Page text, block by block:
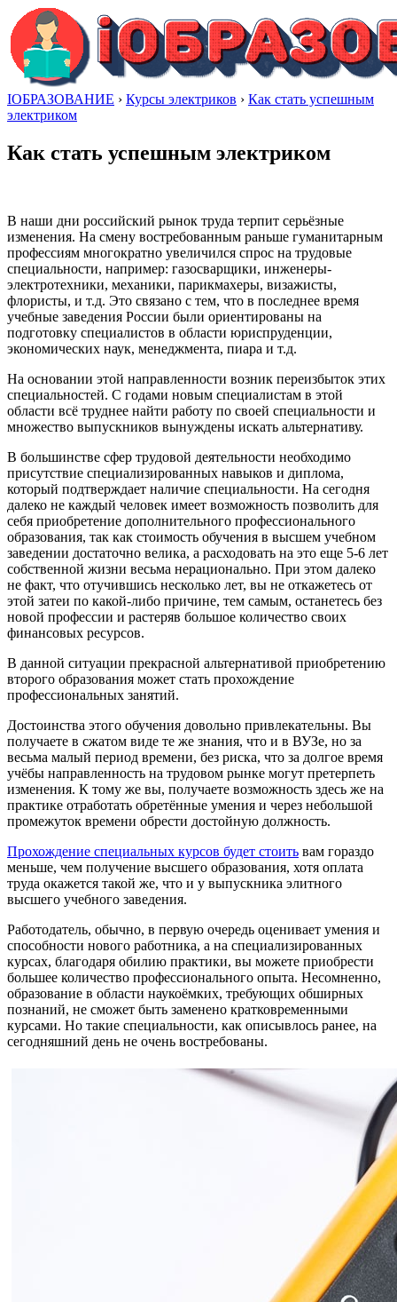
IОБРАЗОВАНИЕ › Курсы электриков › Как стать успешным
электриком
Как стать успешным электриком
В наши дни российский рынок труда терпит серьёзные
изменения. На смену востребованным раньше гуманитарным
профессиям многократно увеличился спрос на трудовые
специальности, например: газосварщики, инженеры-
электротехники, механики, парикмахеры, визажисты,
флористы, и т.д. Это связано с тем, что в последнее время
учебные заведения России были ориентированы на
подготовку специалистов в области юриспруденции,
экономических наук, менеджмента, пиара и т.д.
На основании этой направленности возник переизбыток этих
специальностей. С годами новым специалистам в этой
области всё труднее найти работу по своей специальности и
множество выпускников вынуждены искать альтернативу.
В большинстве сфер трудовой деятельности необходимо
присутствие специализированных навыков и диплома,
который подтверждает наличие специальности. На сегодня
далеко не каждый человек имеет возможность позволить для
себя приобретение дополнительного профессионального
образования, так как стоимость обучения в высшем учебном
заведении достаточно велика, а расходовать на это еще 5-6 лет
собственной жизни весьма нерационально. При этом далеко
не факт, что отучившись несколько лет, вы не откажетесь от
этой затеи по какой-либо причине, тем самым, останетесь без
новой профессии и растеряв большое количество своих
финансовых ресурсов.
В данной ситуации прекрасной альтернативой приобретению
второго образования может стать прохождение
профессиональных занятий.
Достоинства этого обучения довольно привлекательны. Вы
получаете в сжатом виде те же знания, что и в ВУЗе, но за
весьма малый период времени, без риска, что за долгое время
учёбы направленность на трудовом рынке могут претерпеть
изменения. К тому же вы, получаете возможность здесь же на
практике отработать обретённые умения и через небольшой
промежуток времени обрести достойную должность.
Прохождение специальных курсов будет стоить вам гораздо
меньше, чем получение высшего образования, хотя оплата
труда окажется такой же, что и у выпускника элитного
высшего учебного заведения.
Работодатель, обычно, в первую очередь оценивает умения и
способности нового работника, а на специализированных
курсах, благодаря обилию практики, вы можете приобрести
большее количество профессионального опыта. Несомненно,
образование в области наукоёмких, требующих обширных
познаний, не сможет быть заменено кратковременными
курсами. Но такие специальности, как описывлось ранее, на
сегодняшний день не очень востребованы.